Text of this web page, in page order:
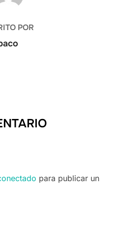
POR
para publicar un